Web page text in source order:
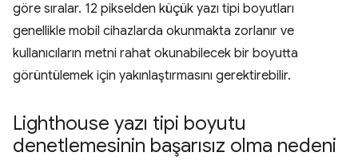
göre sıralar. 12 pikselden küçük yazı tipi boyutları
genellikle mobil cihazlarda okunmakta zorlanır ve
kullanıcıların metni rahat okunabilecek bir boyutta
görüntülemek için yakınlaştırmasını gerektirebilir.
Lighthouse yazı tipi boyutu
denetlemesinin başarısız olma nedeni